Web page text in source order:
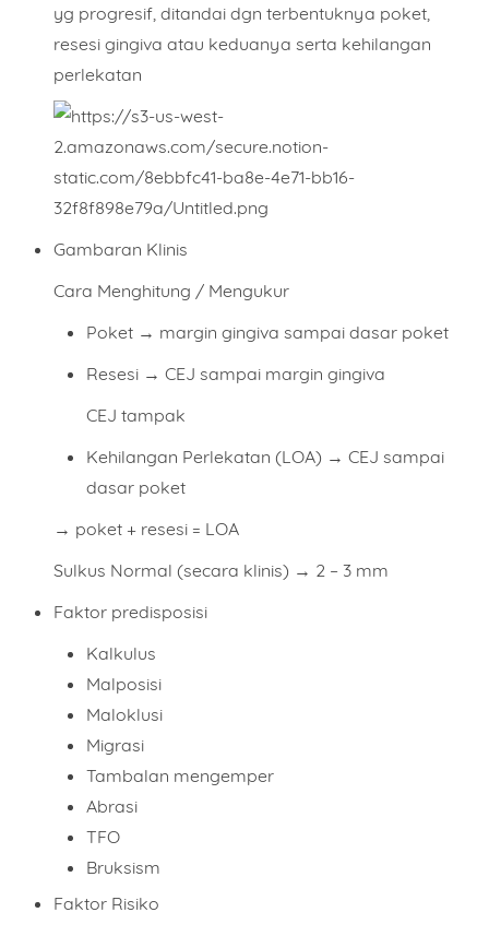
yg progresif, ditandai dgn terbentuknya poket,
resesi gingiva atau keduanya serta kehilangan
perlekatan
Gambaran Klinis
Cara Menghitung / Mengukur
Poket → margin gingiva sampai dasar poket
Resesi → CEJ sampai margin gingiva
CEJ tampak
Kehilangan Perlekatan (LOA) → CEJ sampai
dasar poket
→ poket + resesi = LOA
Sulkus Normal (secara klinis) → 2 – 3 mm
Faktor predisposisi
Kalkulus
Malposisi
Maloklusi
Migrasi
Tambalan mengemper
Abrasi
TFO
Bruksism
Faktor Risiko